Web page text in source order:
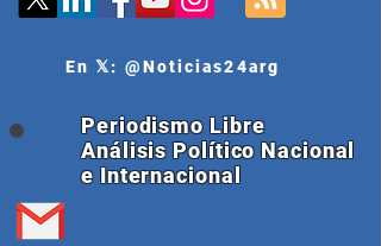
En 𝕏: @Noticias24arg
Periodismo Libre
Análisis Político Nacional
e Internacional